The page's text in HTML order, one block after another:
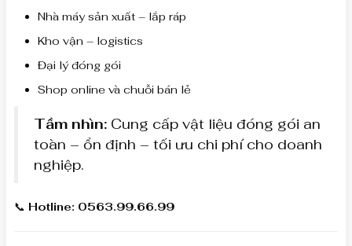
Nhà máy sản xuất – lắp ráp
Kho vận – logistics
Đại lý đóng gói
Shop online và chuỗi bán lẻ
Tầm nhìn: Cung cấp vật liệu đóng gói an
toàn – ổn định – tối ưu chi phí cho doanh
nghiệp.
📞 Hotline: 0563.99.66.99